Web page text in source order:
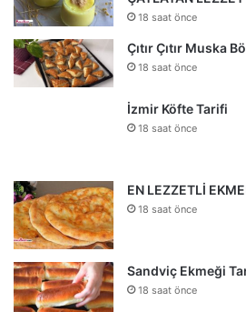
18 saat önce
Çıtır Çıtır Muska
18 saat önce
İzmir Köfte Tarifi
18 saat önce
EN LEZZETLİ
18 saat önce
Sandviç Ekmeği
18 saat önce